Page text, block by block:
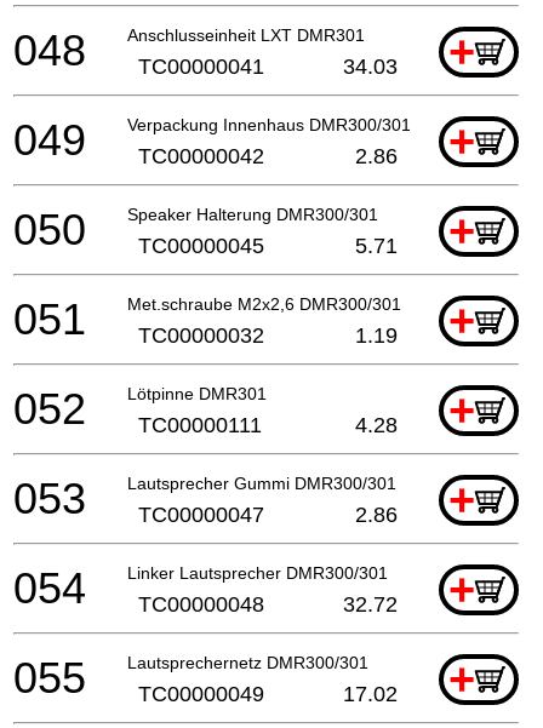
Anschlusseinheit LXT DMR301 +
048 TC00000041 34.03
Verpackung Innenhaus DMR300/301 +
049 TC00000042 2.86
Speaker Halterung DMR300/301 +
050 TC00000045 5.71
Met.schraube M2x2,6 DMR300/301 +
051 TC00000032 1.19
Lötpinne DMR301 +
052 TC00000111 4.28
Lautsprecher Gummi DMR300/301 +
053 TC00000047 2.86
Linker Lautsprecher DMR300/301 +
054 TC00000048 32.72
Lautsprechernetz DMR300/301 +
055 TC00000049 17.02